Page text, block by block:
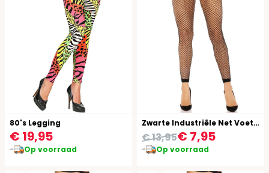
80's Legging
€ 19,95
Op voorraad
Zwarte Industriële Net Voetloze Panty's
€ 7,95
€ 13,95
Op voorraad